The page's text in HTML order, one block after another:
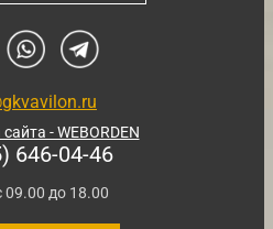
- WEBORDEN
646-04-46
09.00 до 18.00